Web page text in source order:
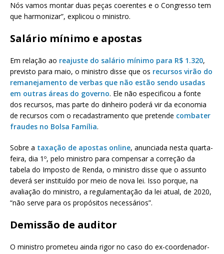
Nós vamos montar duas peças coerentes e o Congresso tem
que harmonizar”, explicou o ministro.
Salário mínimo e apostas
Em relação ao reajuste do salário mínimo para R$ 1.320,
previsto para maio, o ministro disse que os recursos virão do
remanejamento de verbas que não estão sendo usadas
em outras áreas do governo. Ele não especificou a fonte
dos recursos, mas parte do dinheiro poderá vir da economia
de recursos com o recadastramento que pretende combater
fraudes no Bolsa Família.
Sobre a taxação de apostas online, anunciada nesta quarta-
feira, dia 1º, pelo ministro para compensar a correção da
tabela do Imposto de Renda, o ministro disse que o assunto
deverá ser instituído por meio de nova lei. Isso porque, na
avaliação do ministro, a regulamentação da lei atual, de 2020,
“não serve para os propósitos necessários”.
Demissão de auditor
O ministro prometeu ainda rigor no caso do ex-coordenador-